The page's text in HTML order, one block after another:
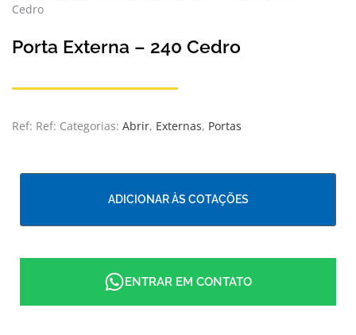
Cedro
Porta Externa – 240 Cedro
Ref: Ref: Categorias: Abrir, Externas, Portas
ADICIONAR ÀS COTAÇÕES
ENTRAR EM CONTATO